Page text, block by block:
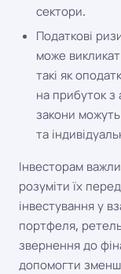
сектори.
Податкові
може
такі як
на прибуток з
закони можуть
та
Інвесторам
розуміти їх
інвестування у
портфеля,
звернення до
допомогти